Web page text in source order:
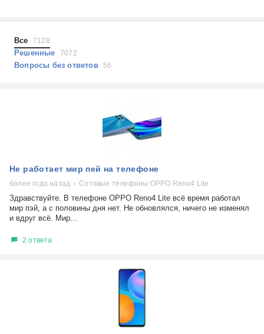
Наушники
Выберите...
не включается
самопроизвольное выключение
самостоятельный ремонт
выдает ошибку
плохо работает
решение проблемы
Все 7128
Решенные 7072
Вопросы без ответов56
Не работает мир пей на телефоне
более года назад Сотовые телефоны OPPO Reno4 Lite
Здравствуйте. В телефоне OPPO Reno4 Lite всё время работал
мир пэй, а с половины дня нет. Не обновлялся, ничего не изменял
и вдруг всё. Мир...
2 ответа